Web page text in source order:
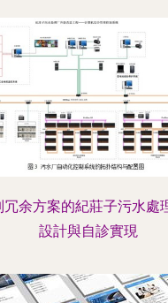
冗余方案的紀莊子污水處
設計與自診實現